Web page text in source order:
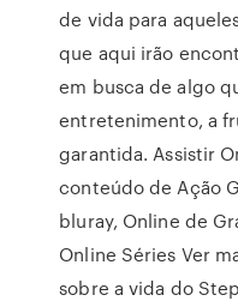
de vida para
que aqui irão
em busca de algo
entretenimento, a
garantida. Assistir
conteúdo de Ação
bluray, Online de
Online Séries Ver
sobre a vida do